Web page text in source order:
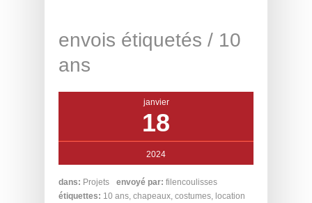
envois étiquetés / 10
ans
janvier
18
2024
dans: Projets envoyé par: filencoulisses
étiquettes: 10 ans, chapeaux, costumes, location